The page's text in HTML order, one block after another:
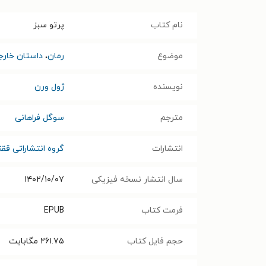
نام کتاب پرتو سبز
موضوع رمان، داستان
نویسنده ژول ورن
مترجم سوگل فراهانی
انتشارات گروه انتشاراتی
سال انتشار نسخه فیزیکی ۱۴۰۲/۱۰/۰۷
فرمت کتاب EPUB
حجم فایل کتاب ۲۶۱.۷۵ مگابایت